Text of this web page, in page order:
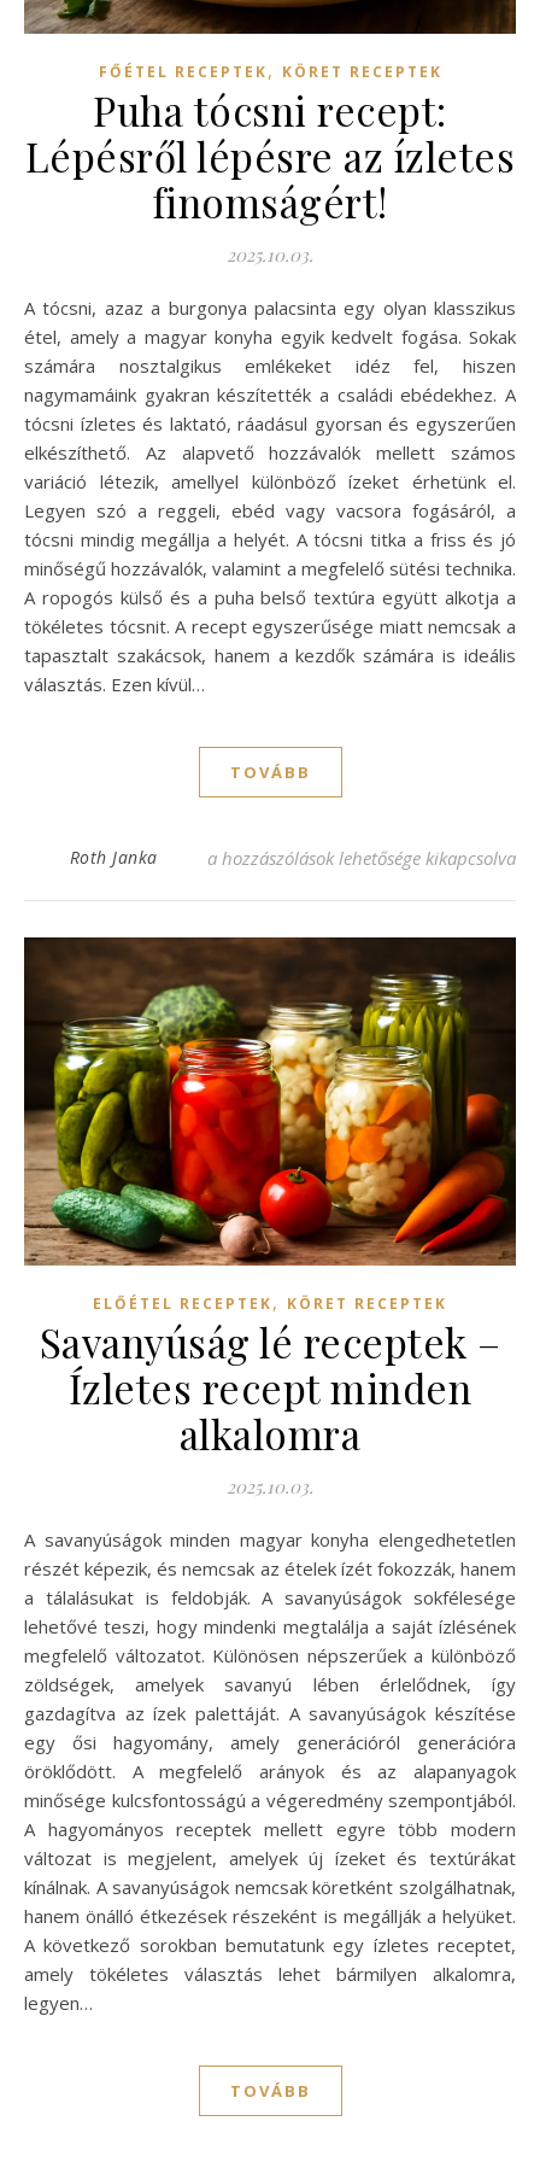
FŐÉTEL RECEPTEK, KÖRET RECEPTEK
Puha tócsni recept:
Lépésről lépésre az ízletes
finomságért!
2025.10.03.
A tócsni, azaz a burgonya palacsinta egy olyan klasszikus
étel, amely a magyar konyha egyik kedvelt fogása. Sokak
számára nosztalgikus emlékeket idéz fel, hiszen
nagymamáink gyakran készítették a családi ebédekhez. A
tócsni ízletes és laktató, ráadásul gyorsan és egyszerűen
elkészíthető. Az alapvető hozzávalók mellett számos
variáció létezik, amellyel különböző ízeket érhetünk el.
Legyen szó a reggeli, ebéd vagy vacsora fogásáról, a
tócsni mindig megállja a helyét. A tócsni titka a friss és jó
minőségű hozzávalók, valamint a megfelelő sütési technika.
A ropogós külső és a puha belső textúra együtt alkotja a
tökéletes tócsnit. A recept egyszerűsége miatt nemcsak a
tapasztalt szakácsok, hanem a kezdők számára is ideális
választás. Ezen kívül…
TOVÁBB
Roth Janka Puha tócsni recept: Lépésről lépésre az
a hozzászólások lehetősége kikapcsolva
ELŐÉTEL RECEPTEK, KÖRET RECEPTEK
Savanyúság lé receptek –
Ízletes recept minden
alkalomra
2025.10.03.
A savanyúságok minden magyar konyha elengedhetetlen
részét képezik, és nemcsak az ételek ízét fokozzák, hanem
a tálalásukat is feldobják. A savanyúságok sokfélesége
lehetővé teszi, hogy mindenki megtalálja a saját ízlésének
megfelelő változatot. Különösen népszerűek a különböző
zöldségek, amelyek savanyú lében érlelődnek, így
gazdagítva az ízek palettáját. A savanyúságok készítése
egy ősi hagyomány, amely generációról generációra
öröklődött. A megfelelő arányok és az alapanyagok
minősége kulcsfontosságú a végeredmény szempontjából.
A hagyományos receptek mellett egyre több modern
változat is megjelent, amelyek új ízeket és textúrákat
kínálnak. A savanyúságok nemcsak köretként szolgálhatnak,
hanem önálló étkezések részeként is megállják a helyüket.
A következő sorokban bemutatunk egy ízletes receptet,
amely tökéletes választás lehet bármilyen alkalomra,
legyen…
TOVÁBB